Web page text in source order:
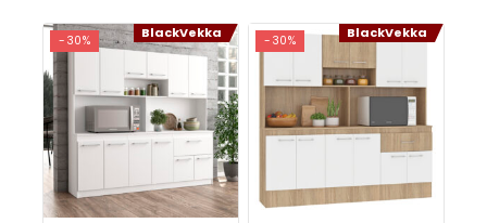
-30% BlackVekka -30% BlackVekka